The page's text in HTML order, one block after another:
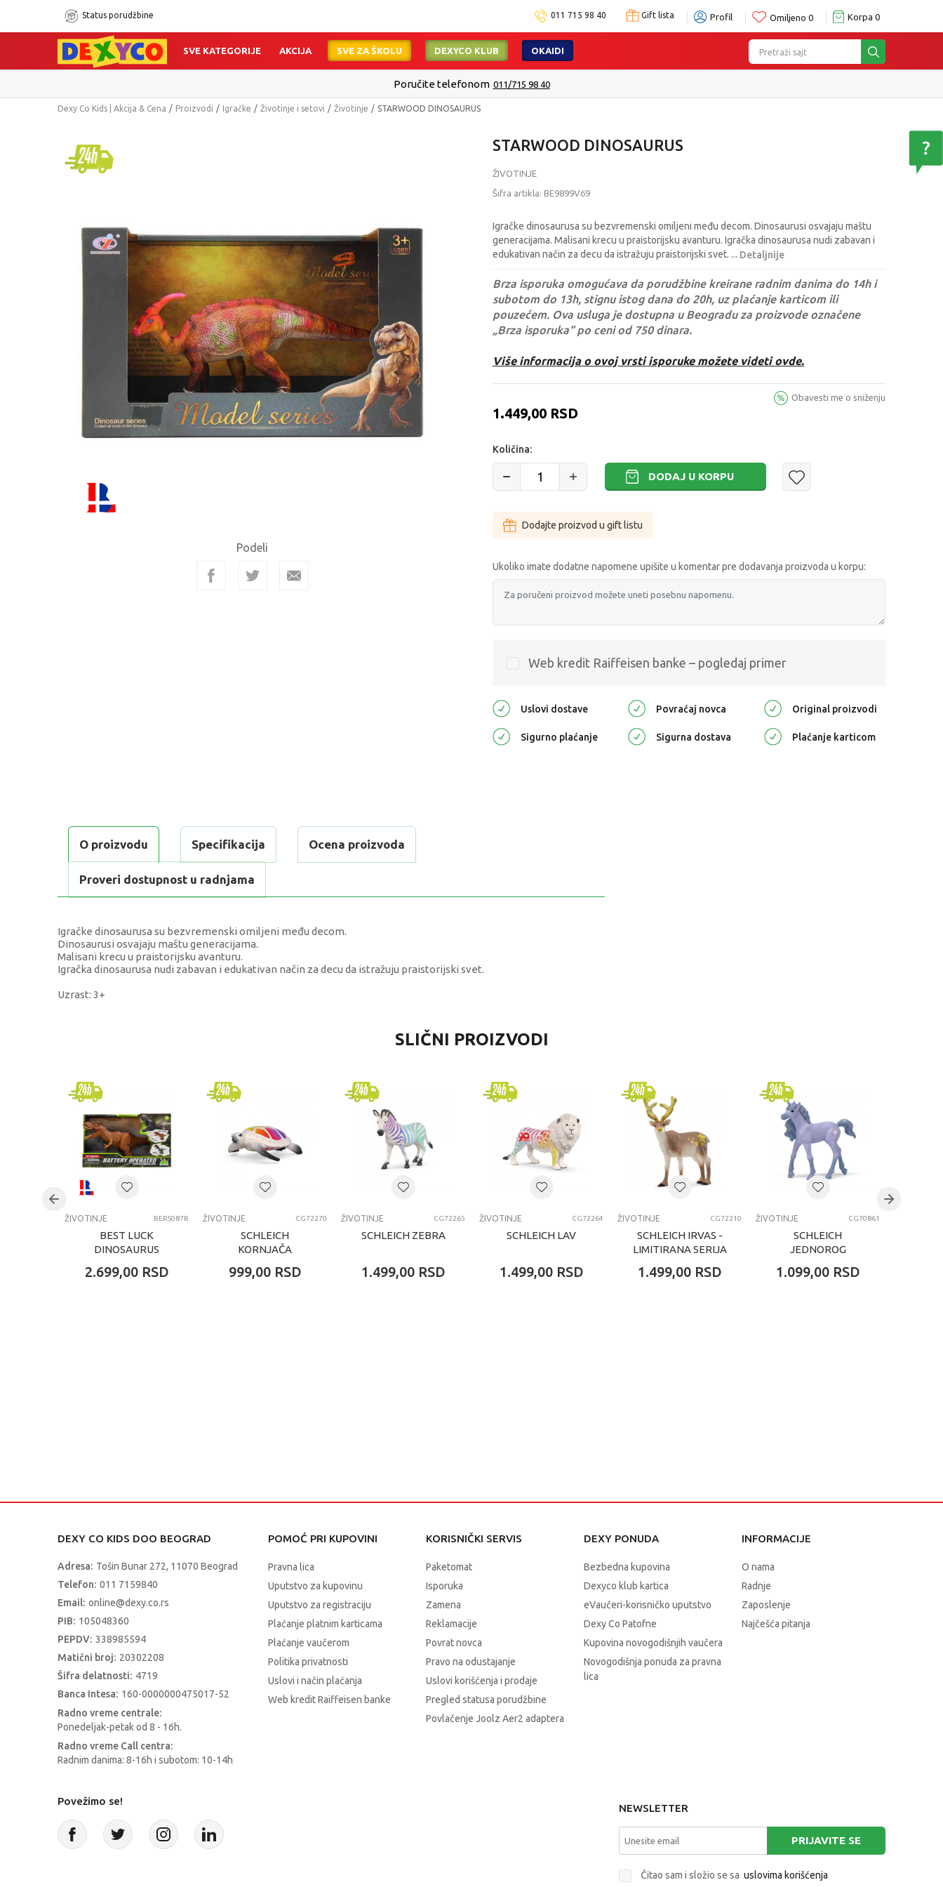
Status porudžbine 011 715 98 40 Gift lista Profil Omiljeno 0 Korpa 0
Pretraži sajt
SVE KATEGORIJE AKCIJA SVE ZA ŠKOLU DEXYCO KLUB OKAIDI
Poručite telefonom 011/715 98 40
Dexy Co Kids | Akcija & Cena Proizvodi Igračke Životinje i setovi Životinje STARWOOD DINOSAURUS
Podeli
STARWOOD DINOSAURUS
ŽIVOTINJE
Šifra artikla: BE9899V69
Igračke dinosaurusa su bezvremenski omiljeni među decom. Dinosaurusi osvajaju maštu
generacijama. Malisani krecu u praistorijsku avanturu. Igračka dinosaurusa nudi zabavan i
edukativan način za decu da istražuju praistorijski svet. ... Detaljnije
Brza isporuka omogućava da porudžbine kreirane radnim danima do 14h i
subotom do 13h, stignu istog dana do 20h, uz plaćanje karticom ili
pouzećem. Ova usluga je dostupna u Beogradu za proizvode označene
„Brza isporuka“ po ceni od 750 dinara.
Više informacija o ovoj vrsti isporuke možete videti ovde.
1.449,00 RSD
Obavesti me o sniženju
Količina:
DODAJ U KORPU
Dodajte proizvod u gift listu
Ukoliko imate dodatne napomene upišite u komentar pre dodavanja proizvoda u korpu:
Web kredit Raiffeisen banke – pogledaj primer
Uslovi dostave Povraćaj novca Original proizvodi
Sigurno plaćanje Sigurna dostava Plaćanje karticom
O proizvodu Specifikacija Ocena proizvoda
Proveri dostupnost u radnjama
Igračke dinosaurusa su bezvremenski omiljeni među decom.
Dinosaurusi osvajaju maštu generacijama.
Malisani krecu u praistorijsku avanturu.
Igračka dinosaurusa nudi zabavan i edukativan način za decu da istražuju praistorijski svet.
Uzrast: 3+
Životinje
Brend
Pol univerzalno
Kategorija ŽIVOTINJE
SLIČNI PROIZVODI
ŽIVOTINJE BERS087B
BEST LUCK
DINOSAURUS
2.699,00 RSD
ŽIVOTINJE CG72270
SCHLEICH
KORNJAČA
999,00 RSD
ŽIVOTINJE CG72265
SCHLEICH ZEBRA
1.499,00 RSD
ŽIVOTINJE CG72264
SCHLEICH LAV
1.499,00 RSD
ŽIVOTINJE CG72210
SCHLEICH IRVAS -
LIMITIRANA SERIJA
1.499,00 RSD
ŽIVOTINJE CG70861
SCHLEICH
JEDNOROG
1.099,00 RSD
DEXY CO KIDS DOO BEOGRAD
Adresa: Tošin Bunar 272, 11070 Beograd
Telefon: 011 7159840
Email: online@dexy.co.rs
PIB: 105048360
PEPDV: 338985594
Matični broj: 20302208
Šifra delatnosti: 4719
Banca Intesa: 160-0000000475017-52
Radno vreme centrale:
Ponedeljak-petak od 8 - 16h.
Radno vreme Call centra:
Radnim danima: 8-16h i subotom: 10-14h
POMOĆ PRI KUPOVINI
Pravna lica
Uputstvo za kupovinu
Uputstvo za registraciju
Plaćanje platnim karticama
Plaćanje vaučerom
Politika privatnosti
Uslovi i način plaćanja
Web kredit Raiffeisen banke
KORISNIČKI SERVIS
Paketomat
Isporuka
Zamena
Reklamacije
Povrat novca
Pravo na odustajanje
Uslovi korišćenja i prodaje
Pregled statusa porudžbine
Povlačenje Joolz Aer2 adaptera
DEXY PONUDA
Bezbedna kupovina
Dexyco klub kartica
eVaučeri-korisničko uputstvo
Dexy Co Patofne
Kupovina novogodišnjih vaučera
Novogodišnja ponuda za pravna
lica
INFORMACIJE
O nama
Radnje
Zaposlenje
Najčešća pitanja
Povežimo se!
NEWSLETTER
PRIJAVITE SE
Čitao sam i složio se sa uslovima korišćenja